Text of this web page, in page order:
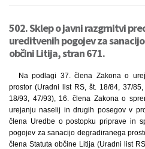
502. Sklep o javni razgrnitvi
ureditvenih pogojev za
občini Litija, stran 671.
Na podlagi 37. člena Zakona o
prostor (Uradni list RS, št. 18/84, 37/
18/93, 47/93), 16. člena Zakona o
urejanju naselij in drugih posegov v
člena Uredbe o postopku priprave in
pogojev za sanacijo degradiranega
člena Statuta občine Litija (Uradni list